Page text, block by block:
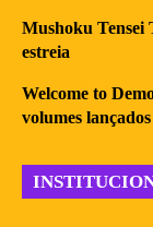
Mushoku Tensei
estreia
Welcome to
volumes lançados